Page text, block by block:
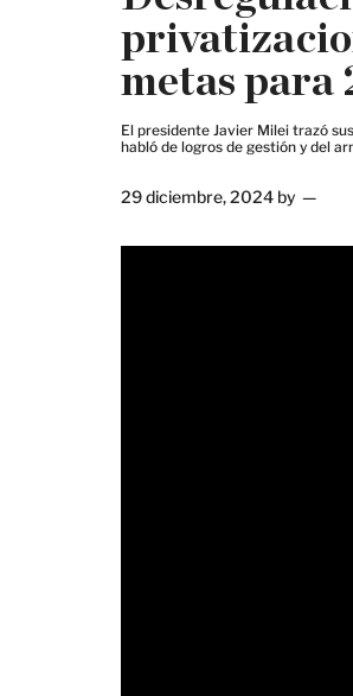
metas para
El presidente Javier Milei trazó
habló de logros de gestión y del
29 diciembre, 2024 by